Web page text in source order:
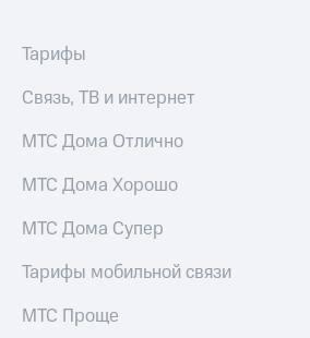
Финансовая
отчетность
Контакты
Новости
регионе
и акционерам
управление
Тарифы
Связь, ТВ и интернет
МТС Дома Отлично
МТС Дома Хорошо
МТС Дома Супер
Тарифы мобильной связи
МТС Проще